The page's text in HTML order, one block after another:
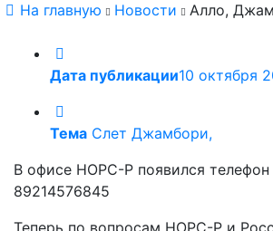
На главную Новости Алло,
Дата публикации10 октября
Тема Слет Джамбори,
В офисе НОРС-Р появился
89214576845
Теперь по вопросам НОРС-Р и